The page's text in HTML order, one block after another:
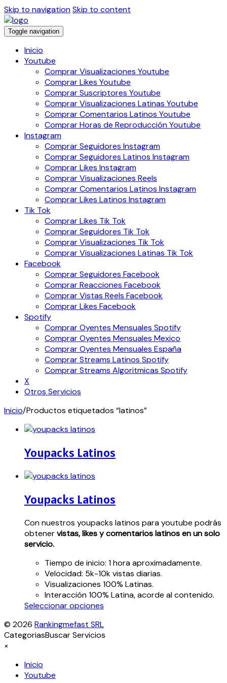
Skip to navigationSkip to content
Toggle navigation
Inicio
Youtube
Comprar Visualizaciones Youtube
Comprar Likes Youtube
Comprar Suscriptores Youtube
Comprar Visualizaciones Latinas Youtube
Comprar Comentarios Latinos Youtube
Comprar Horas de Reproducción Youtube
Instagram
Comprar Seguidores Instagram
Comprar Seguidores Latinos Instagram
Comprar Likes Instagram
Comprar Visualizaciones Reels
Comprar Comentarios Latinos Instagram
Comprar Likes Latinos Instagram
Tik Tok
Comprar Likes Tik Tok
Comprar Seguidores Tik Tok
Comprar Visualizaciones Tik Tok
Comprar Visualizaciones Latinas Tik Tok
Facebook
Comprar Seguidores Facebook
Comprar Reacciones Facebook
Comprar Vistas Reels Facebook
Comprar Likes Facebook
Spotify
Comprar Oyentes Mensuales Spotify
Comprar Oyentes Mensuales Mexico
Comprar Oyentes Mensuales España
Comprar Streams Latinos Spotify
Comprar Streams Algoritmicas Spotify
X
Otros Servicios
Inicio/Productos etiquetados “latinos”
Youpacks Latinos
Youpacks Latinos
Con nuestros youpacks latinos para youtube podrás
obtenervistas, likes y comentarios latinos en un solo
servicio.
Tiempo de inicio: 1 hora aproximadamente.
Velocidad: 5k-10k vistas diarias.
Visualizaciones 100% Latinas.
Interacción 100% Latina, acorde al contenido.
Seleccionar opciones
tiene
múltiples
© 2026 Rankingmefast SRL
CategoriasBuscar Servicios
×
Inicio
Youtube